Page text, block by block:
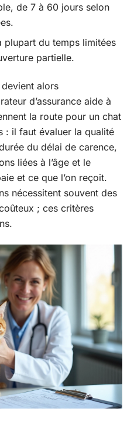
de 7 à 60 jours selon
plupart du temps limitées
partielle.
alors
d’assurance aide à
la route pour un chat
: il faut évaluer la qualité
du délai de carence,
liées à l’âge et le
et ce que l’on reçoit.
nécessitent souvent des
; ces critères